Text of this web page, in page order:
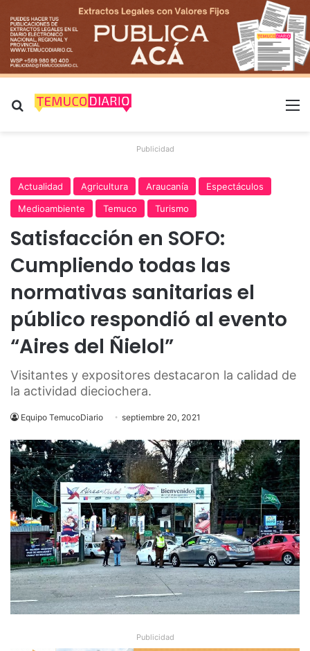
Buscar por
Publicidad
Actualidad Agricultura Araucanía
Espectáculos
Medioambiente
Temuco Turismo
Satisfacción en SOFO:
Cumpliendo todas las
normativas sanitarias el
público respondió al evento
“Aires del Ñielol”
Visitantes y expositores destacaron la calidad de
la actividad dieciochera.
Equipo TemucoDiario septiembre 20, 2021
Publicidad